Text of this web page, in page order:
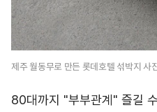
제주 월동무로 만든 롯데호텔 섞박지 사